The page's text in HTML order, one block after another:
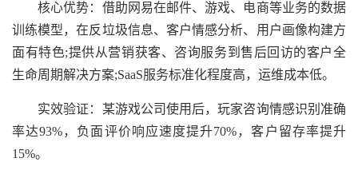
核心优势：借助网易在邮件、游戏、电商等业务的数据
训练模型，在反垃圾信息、客户情感分析、用户画像构建方
面有特色;提供从营销获客、咨询服务到售后回访的客户全
生命周期解决方案;SaaS服务标准化程度高，运维成本低。
实效验证：某游戏公司使用后，玩家咨询情感识别准确
率达93%，负面评价响应速度提升70%，客户留存率提升
15%。